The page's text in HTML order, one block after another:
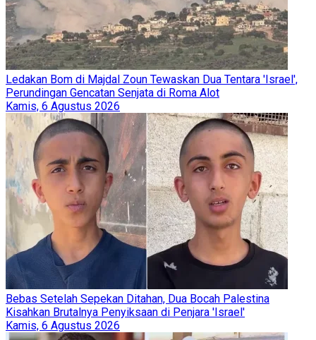
Ledakan Bom di Majdal Zoun Tewaskan Dua Tentara 'Israel',
Perundingan Gencatan Senjata di Roma Alot
Kamis, 6 Agustus 2026
Bebas Setelah Sepekan Ditahan, Dua Bocah Palestina
Kisahkan Brutalnya Penyiksaan di Penjara 'Israel'
Kamis, 6 Agustus 2026